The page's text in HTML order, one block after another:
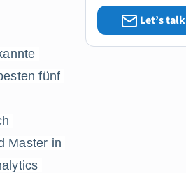
fünf
Master in
Let’s talk